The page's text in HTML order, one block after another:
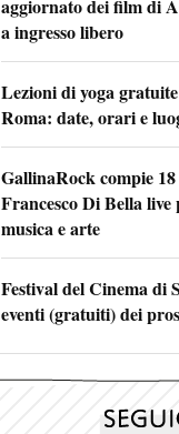
aggiornato dei film di
a ingresso libero
Lezioni di yoga
Roma: date, orari e
GallinaRock compie 18
Francesco Di Bella live
musica e arte
Festival del Cinema di
eventi (gratuiti) dei